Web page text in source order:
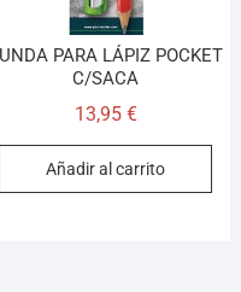
PARA LÁPIZ POCKET
C/SACA
13,95 €
Añadir al carrito